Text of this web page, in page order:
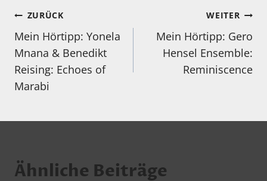
Beitragsnavigation
ZURÜCK
Mein Hörtipp: Yonela
Mnana & Benedikt
Reising: Echoes of
Marabi
WEITER
Mein Hörtipp: Gero
Hensel Ensemble:
Reminiscence
Ähnliche Beiträge